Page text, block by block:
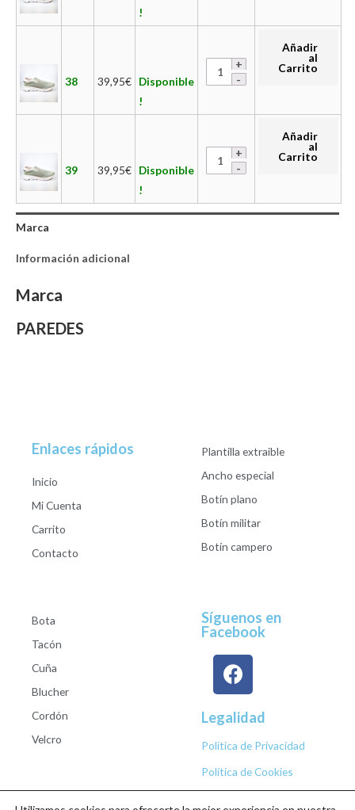
!
38 39,95€ Disponible
!
Añadir
al
Carrito
39 39,95€ Disponible
!
Añadir
al
Carrito
Marca
Información adicional
Marca
PAREDES
Enlaces rápidos
Inicio
Mi Cuenta
Carrito
Contacto
Plantilla extraible
Ancho especial
Botín plano
Botín militar
Botín campero
Bota
Tacón
Cuña
Blucher
Cordón
Velcro
Síguenos en
Facebook
Legalidad
Política de Privacidad
Política de Cookies